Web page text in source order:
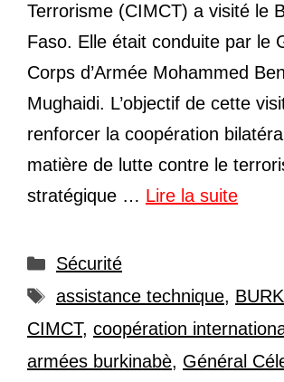
Terrorisme (CIMCT) a visité le
Faso. Elle était conduite par le
Corps d’Armée Mohammed
Mughaidi. L’objectif de cette
renforcer la coopération
matière de lutte contre le
stratégique … Lire la suite
Catégories
Sécurité
Étiquettes
assistance technique,
CIMCT, coopération
armées burkinabè, Général